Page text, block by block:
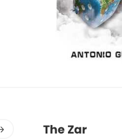
The Zar